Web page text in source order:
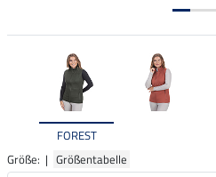
FOREST
Größe: | Größentabelle